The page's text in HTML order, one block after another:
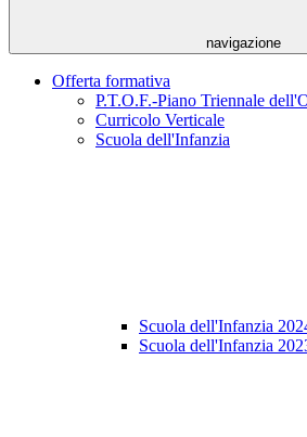
navigazione
Offerta formativa
P.T.O.F.-Piano Triennale
Curricolo Verticale
Scuola dell'Infanzia
Scuola dell'Infanzia
Scuola dell'Infanzia